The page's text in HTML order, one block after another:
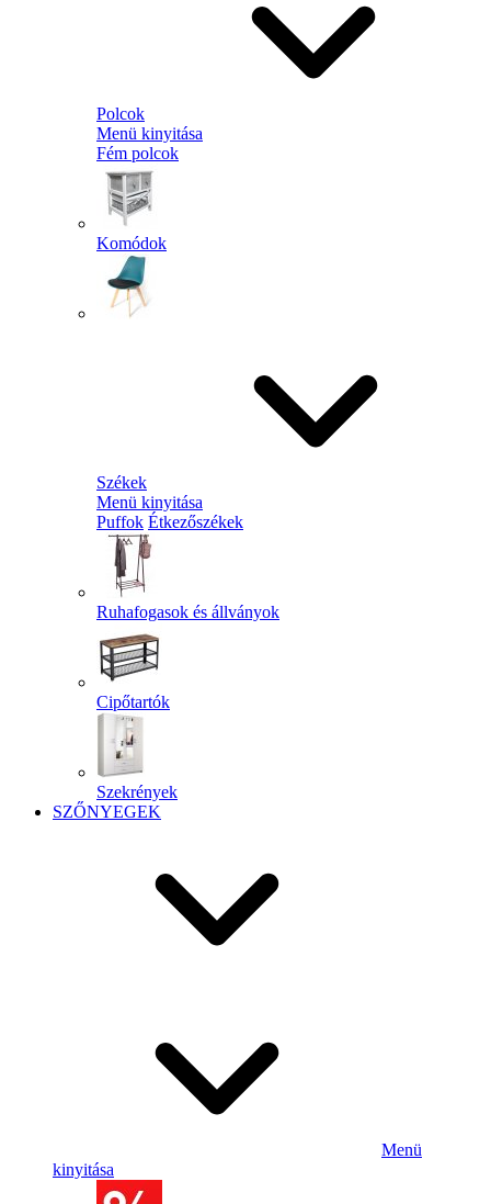
Polcok
Menü kinyitása
Fém polcok
Komódok
Székek
Menü kinyitása
Puffok Étkezőszékek
Ruhafogasok és állványok
Cipőtartók
Szekrények
SZŐNYEGEK
Menü
kinyitása